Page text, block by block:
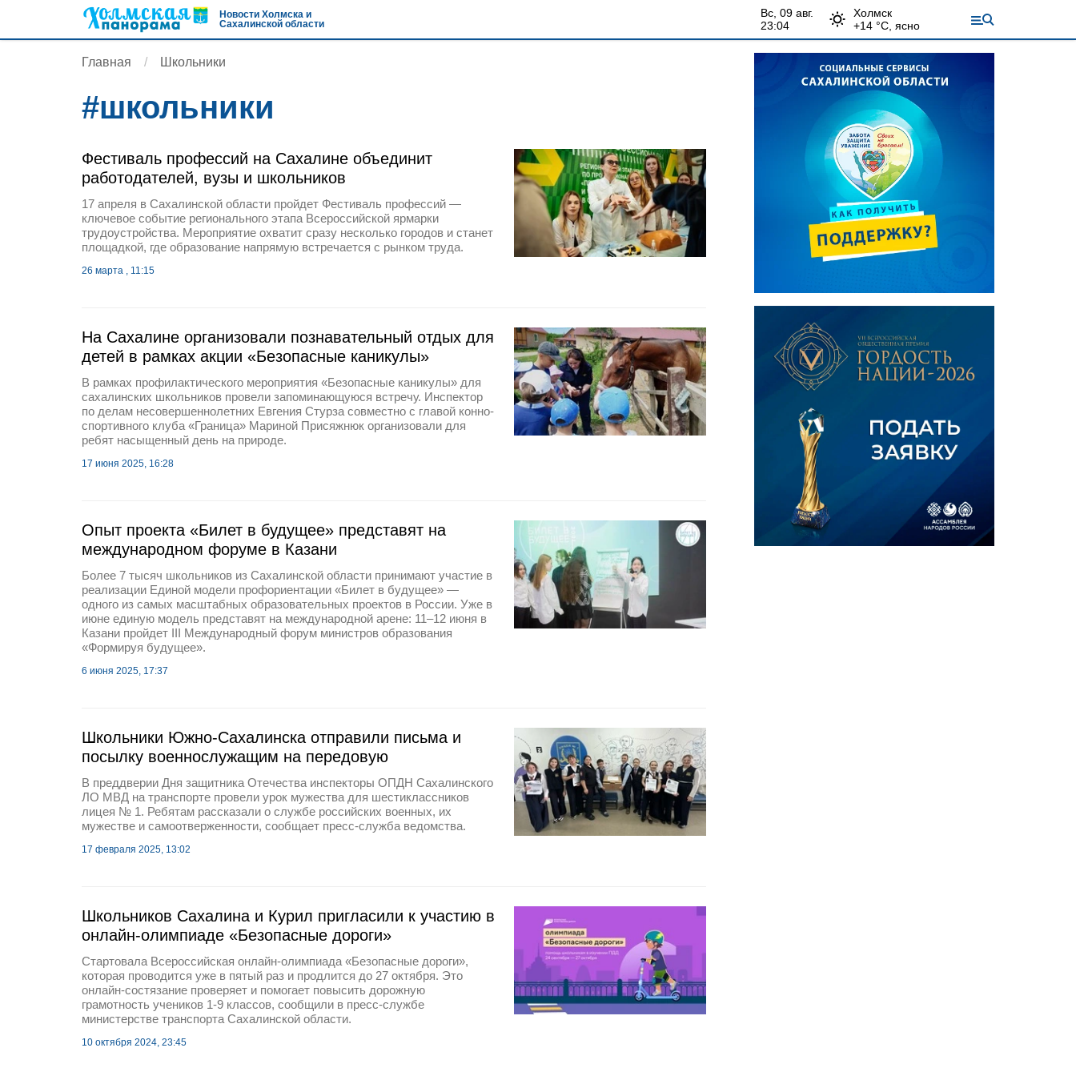
Новости Холмска и
Сахалинской области
вс, 09 авг.
23:04
Холмск
+14 °С, ясно
Главная Школьники
#школьники
Фестиваль профессий на Сахалине объединит
работодателей, вузы и школьников
17 апреля в Сахалинской области пройдет Фестиваль профессий —
ключевое событие регионального этапа Всероссийской ярмарки
трудоустройства. Мероприятие охватит сразу несколько городов и станет
площадкой, где образование напрямую встречается с рынком труда.
26 марта , 11:15
На Сахалине организовали познавательный отдых для
детей в рамках акции «Безопасные каникулы»
В рамках профилактического мероприятия «Безопасные каникулы» для
сахалинских школьников провели запоминающуюся встречу. Инспектор
по делам несовершеннолетних Евгения Стурза совместно с главой конно-
спортивного клуба «Граница» Мариной Присяжнюк организовали для
ребят насыщенный день на природе.
17 июня 2025, 16:28
Опыт проекта «Билет в будущее» представят на
международном форуме в Казани
Более 7 тысяч школьников из Сахалинской области принимают участие в
реализации Единой модели профориентации «Билет в будущее» —
одного из самых масштабных образовательных проектов в России. Уже в
июне единую модель представят на международной арене: 11–12 июня в
Казани пройдет III Международный форум министров образования
«Формируя будущее».
6 июня 2025, 17:37
Школьники Южно-Сахалинска отправили письма и
посылку военнослужащим на передовую
В преддверии Дня защитника Отечества инспекторы ОПДН Сахалинского
ЛО МВД на транспорте провели урок мужества для шестиклассников
лицея № 1. Ребятам рассказали о службе российских военных, их
мужестве и самоотверженности, сообщает пресс-служба ведомства.
17 февраля 2025, 13:02
Школьников Сахалина и Курил пригласили к участию в
онлайн-олимпиаде «Безопасные дороги»
Стартовала Всероссийская онлайн-олимпиада «Безопасные дороги»,
которая проводится уже в пятый раз и продлится до 27 октября. Это
онлайн-состязание проверяет и помогает повысить дорожную
грамотность учеников 1-9 классов, сообщили в пресс-службе
министерстве транспорта Сахалинской области.
10 октября 2024, 23:45